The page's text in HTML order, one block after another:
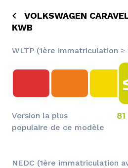
VOLKSWAGEN
KWB
WLTP (1ère immatriculation ≥
Version la plus
populaire de ce modèle
81
NEDC (1ère immatriculation